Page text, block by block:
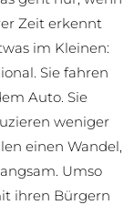
Zeit erkennt
im Kleinen:
Sie fahren
Auto. Sie
weniger
einen Wandel,
Umso
ihren Bürgern